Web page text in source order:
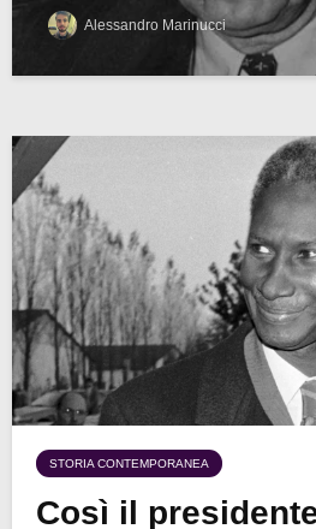
Alessandro Marinucci
STORIA CONTEMPORANEA
Così il